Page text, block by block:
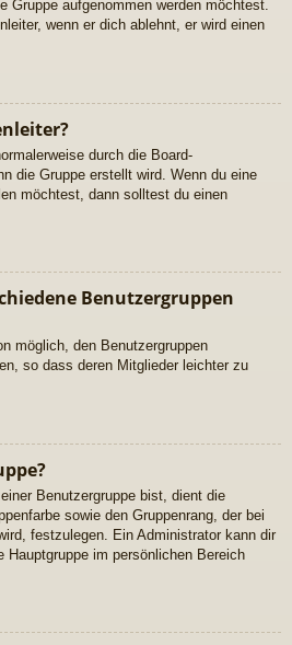
Gruppe aufgenommen werden möchtest.
wenn er dich ablehnt, er wird einen
durch die Board-
die Gruppe erstellt wird. Wenn du eine
möchtest, dann solltest du einen
Benutzergruppen
möglich, den Benutzergruppen
so dass deren Mitglieder leichter zu
Benutzergruppe bist, dient die
sowie den Gruppenrang, der bei
festzulegen. Ein Administrator kann dir
Hauptgruppe im persönlichen Bereich